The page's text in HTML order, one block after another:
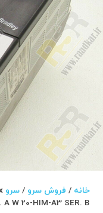
خانه / فروش سرو /سرو Allen Bradly
A W 20-HIM-A3 SER. B